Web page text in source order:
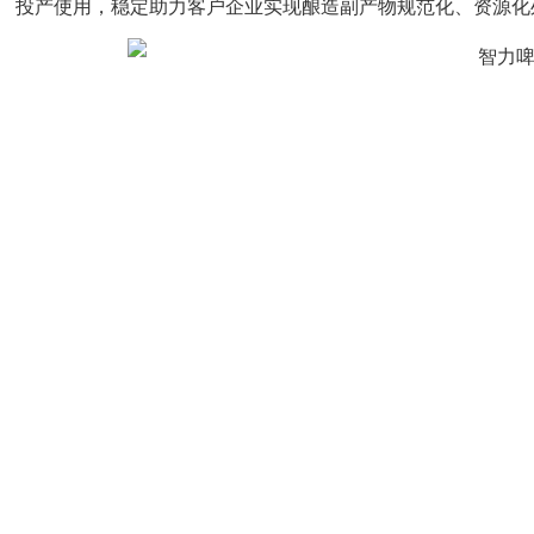
投产使用，稳定助力客户企业实现酿造副产物规范化、资源